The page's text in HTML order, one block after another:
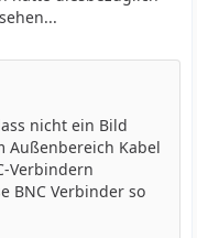
nicht ein Bild
Außenbereich Kabel
Verbindern
BNC Verbinder so